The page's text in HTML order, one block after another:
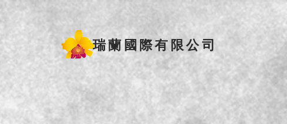
瑞蘭國際有限公司